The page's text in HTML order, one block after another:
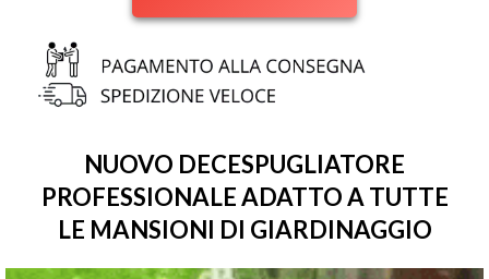
NUOVO DECESPUGLIATORE
PROFESSIONALE ADATTO A TUTTE
LE MANSIONI DI GIARDINAGGIO